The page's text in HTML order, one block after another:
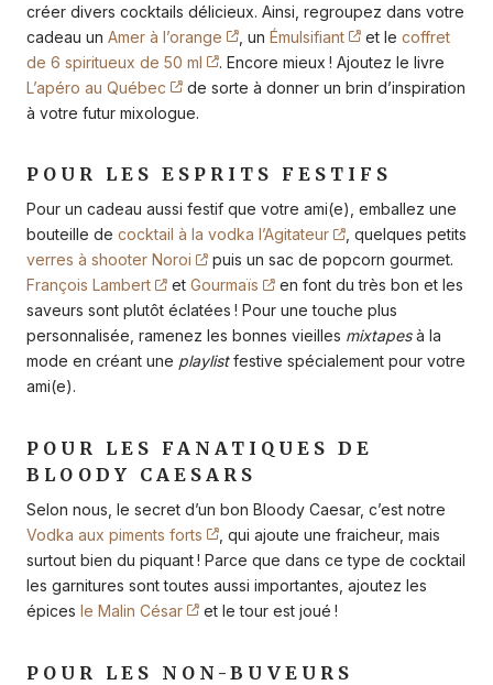
créer divers cocktails délicieux. Ainsi, regroupez dans votre
cadeau un Amer à l’orange , un Émulsifiant et le coffret
de 6 spiritueux de 50 ml
. Encore mieux ! Ajoutez le livre
L’apéro au Québec
de sorte à donner un brin d’inspiration
à votre futur mixologue.
POUR LES ESPRITS FESTIFS
Pour un cadeau aussi festif que votre ami(e), emballez une
bouteille de cocktail à la vodka l’Agitateur
, quelques petits
verres à shooter Noroi
puis un sac de popcorn gourmet.
François Lambert
et Gourmaïs
en font du très bon et les
saveurs sont plutôt éclatées ! Pour une touche plus
personnalisée, ramenez les bonnes vieilles mixtapesà la
mode en créant une playlistfestive spécialement pour votre
ami(e).
POUR LES FANATIQUES DE
BLOODY CAESARS
Selon nous, le secret d’un bon Bloody Caesar, c’est notre
Vodka aux piments forts
, qui ajoute une fraicheur, mais
surtout bien du piquant ! Parce que dans ce type de cocktail
les garnitures sont toutes aussi importantes, ajoutez les
épices le Malin César et le tour est joué !
POUR LES NON-BUVEURS